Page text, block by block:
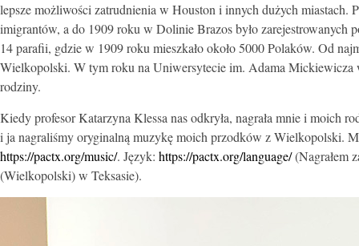
lepsze możliwości zatrudnienia w Houston i innych dużych miastach.
imigrantów, a do 1909 roku w Dolinie Brazos było zarejestrowanych
14 parafii, gdzie w 1909 roku mieszkało około 5000 Polaków. Od
Wielkopolski. W tym roku na Uniwersytecie im. Adama Mickiewicza
rodziny.
Kiedy profesor Katarzyna Klessa nas odkryła, nagrała mnie i moich
i ja nagraliśmy oryginalną muzykę moich przodków z Wielkopolski.
https://pactx.org/music/. Język: https://pactx.org/language/(Nagrałem
(Wielkopolski) w Teksasie).